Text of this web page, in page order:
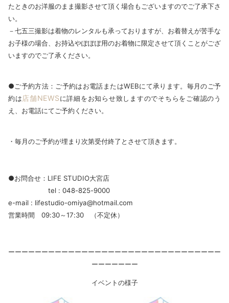
たときのお洋服のまま撮影させて頂く場合もございますのでご了承下さ
い。
－七五三撮影は着物のレンタルも承っておりますが、お着替えが苦手な
お子様の場合、お持込やぽぽぽ用のお着物に限定させて頂くことがござ
いますのでご了承ください。
●ご予約方法：ご予約はお電話またはWEBにて承ります。毎月のご予
約は店舗NEWSに詳細をお知らせ致しますのでそちらをご確認のう
え、お電話にてご予約ください。
・毎月のご予約が埋まり次第受付終了とさせて頂きます。
●お問合せ：LIFE STUDIO大宮店
tel : 048-825-9000
e-mail : lifestudio-omiya@hotmail.com
営業時間 09:30～17:30 （不定休）
ーーーーーーーーーーーーーーーーーーーーーーーーーーーーーーーー
ーーーーーーー
イベントの様子